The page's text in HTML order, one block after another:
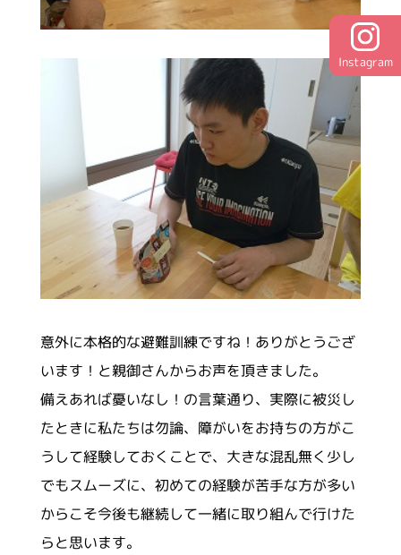
意外に本格的な避難訓練ですね！ありがとうござ
います！と親御さんからお声を頂きました。
備えあれば憂いなし！の言葉通り、実際に被災し
たときに私たちは勿論、障がいをお持ちの方がこ
うして経験しておくことで、大きな混乱無く少し
でもスムーズに、初めての経験が苦手な方が多い
からこそ今後も継続して一緒に取り組んで行けた
らと思います。
Instagram